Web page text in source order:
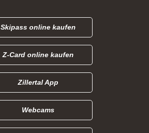
Skipass online kaufen
Z-Card online kaufen
Zillertal App
Webcams